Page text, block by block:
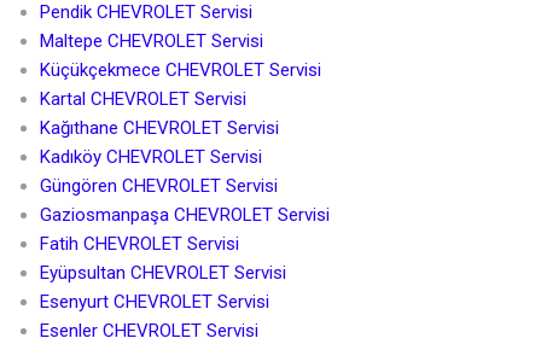
Pendik CHEVROLET Servisi
Maltepe CHEVROLET Servisi
Küçükçekmece CHEVROLET Servisi
Kartal CHEVROLET Servisi
Kağıthane CHEVROLET Servisi
Kadıköy CHEVROLET Servisi
Güngören CHEVROLET Servisi
Gaziosmanpaşa CHEVROLET Servisi
Fatih CHEVROLET Servisi
Eyüpsultan CHEVROLET Servisi
Esenyurt CHEVROLET Servisi
Esenler CHEVROLET Servisi